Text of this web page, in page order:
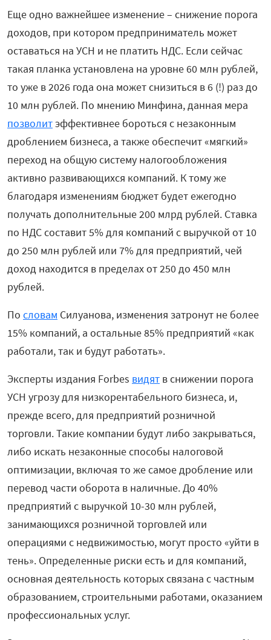
Еще одно важнейшее изменение – снижение порога
доходов, при котором предприниматель может
оставаться на УСН и не платить НДС. Если сейчас
такая планка установлена на уровне 60 млн рублей,
то уже в 2026 года она может снизиться в 6 (!) раз до
10 млн рублей. По мнению Минфина, данная мера
позволитэффективнее бороться с незаконным
дроблением бизнеса, а также обеспечит «мягкий»
переход на общую систему налогообложения
активно развивающихся компаний. К тому же
благодаря изменениям бюджет будет ежегодно
получать дополнительные 200 млрд рублей. Ставка
по НДС составит 5% для компаний с выручкой от 10
до 250 млн рублей или 7% для предприятий, чей
доход находится в пределах от 250 до 450 млн
рублей.
По словам Силуанова, изменения затронут не более
15% компаний, а остальные 85% предприятий «как
работали, так и будут работать».
Эксперты издания Forbes видят в снижении порога
УСН угрозу для низкорентабельного бизнеса, и,
прежде всего, для предприятий розничной
торговли. Такие компании будут либо закрываться,
либо искать незаконные способы налоговой
оптимизации, включая то же самое дробление или
перевод части оборота в наличные. До 40%
предприятий с выручкой 10-30 млн рублей,
занимающихся розничной торговлей или
операциями с недвижимостью, могут просто «уйти в
тень». Определенные риски есть и для компаний,
основная деятельность которых связана с частным
образованием, строительными работами, оказанием
профессиональных услуг.